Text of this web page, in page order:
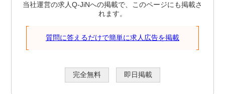
当社運営の求人Q-JiNへの掲載で、このページにも掲載さ
れます。
質問に答えるだけで簡単に求人広告を掲載
完全無料 即日掲載